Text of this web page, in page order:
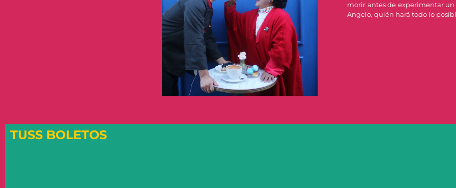
morir antes de experimentar
Angelo, quién hará todo lo
TUSS BOLETOS